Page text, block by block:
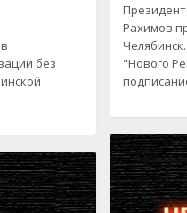
без
Рахимов
"Нового